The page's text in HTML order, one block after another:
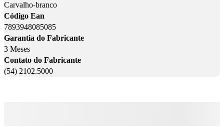
Carvalho-branco
Código Ean
7893948085085
Garantia do Fabricante
3 Meses
Contato do Fabricante
(54) 2102.5000